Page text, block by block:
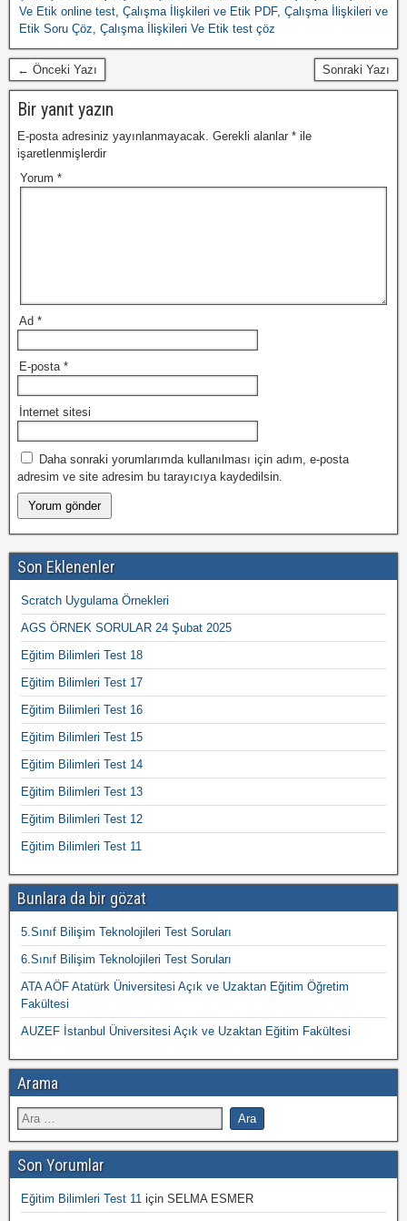
Ve Etik online test, Çalışma İlişkileri ve Etik PDF, Çalışma İlişkileri ve
Etik Soru Çöz, Çalışma İlişkileri Ve Etik test çöz
← Önceki Yazı Sonraki Yazı
Bir yanıt yazın
E-posta adresiniz yayınlanmayacak. Gerekli alanlar * ile
işaretlenmişlerdir
Yorum *
Ad *
E-posta *
İnternet sitesi
Daha sonraki yorumlarımda kullanılması için adım, e-posta
adresim ve site adresim bu tarayıcıya kaydedilsin.
Son Eklenenler
Scratch Uygulama Örnekleri
AGS ÖRNEK SORULAR 24 Şubat 2025
Eğitim Bilimleri Test 18
Eğitim Bilimleri Test 17
Eğitim Bilimleri Test 16
Eğitim Bilimleri Test 15
Eğitim Bilimleri Test 14
Eğitim Bilimleri Test 13
Eğitim Bilimleri Test 12
Eğitim Bilimleri Test 11
Bunlara da bir gözat
5.Sınıf Bilişim Teknolojileri Test Soruları
6.Sınıf Bilişim Teknolojileri Test Soruları
ATA AÖF Atatürk Üniversitesi Açık ve Uzaktan Eğitim Öğretim
Fakültesi
AUZEF İstanbul Üniversitesi Açık ve Uzaktan Eğitim Fakültesi
Arama
Son Yorumlar
Eğitim Bilimleri Test 11 için SELMA ESMER